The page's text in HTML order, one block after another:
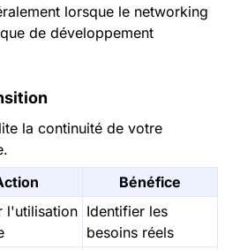
lorsque le networking
de développement
la continuité de votre
Bénéfice
l'utilisation Identifier les
besoins réels